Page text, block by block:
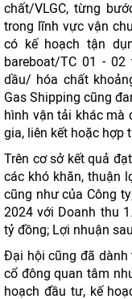
chất/VLGC, từng
trong lĩnh vực vận
có kế hoạch tận
bareboat/TC 01 - 02
dầu/ hóa chất
Gas Shipping cũng
hình vận tải khác mà
gia, liên kết hoặc hợp
Trên cơ sở kết quả
các khó khăn, thuận
cũng như của Công
2024 với Doanh thu
tỷ đồng; Lợi nhuận
Đại hội cũng đã dành
cổ đông quan tâm
hoạch đầu tư, kế